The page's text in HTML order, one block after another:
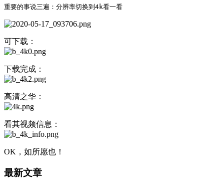
可下载：
下载完成：
高清之华：
看其视频信息：
OK，如所愿也！
最新文章